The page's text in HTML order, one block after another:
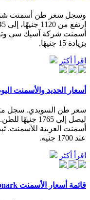
بزيادة 15 جنيهًا.
اقرأ أكثر
أسعار الحديد والأسمنت اليوم في
سعر طن السويدي. سجل
ليصل إلى
أسمنت العربية للأسمنت.
عند 1700 جنيه.
اقرأ أكثر
قائمة أسعار الأسمنت konark في أوريسا